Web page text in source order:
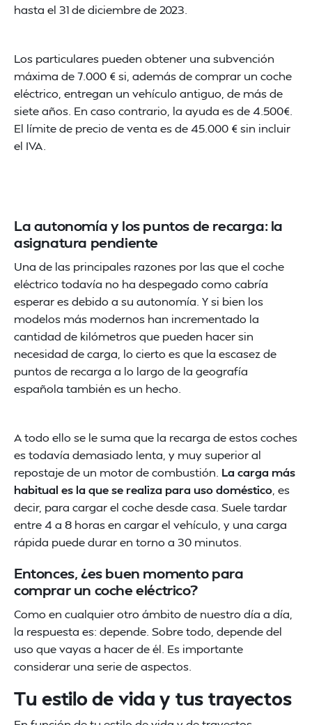
hasta el 31 de diciembre de 2023.
Los particulares pueden obtener una subvención
máxima de 7.000 € si, además de comprar un coche
eléctrico, entregan un vehículo antiguo, de más de
siete años. En caso contrario, la ayuda es de 4.500€.
El límite de precio de venta es de 45.000 € sin incluir
el IVA.
La autonomía y los puntos de recarga: la
asignatura pendiente
Una de las principales razones por las que el coche
eléctrico todavía no ha despegado como cabría
esperar es debido a su autonomía. Y si bien los
modelos más modernos han incrementado la
cantidad de kilómetros que pueden hacer sin
necesidad de carga, lo cierto es que la escasez de
puntos de recarga a lo largo de la geografía
española también es un hecho.
A todo ello se le suma que la recarga de estos coches
es todavía demasiado lenta, y muy superior al
repostaje de un motor de combustión. La carga más
habitual es la que se realiza para uso doméstico , es
decir, para cargar el coche desde casa. Suele tardar
entre 4 a 8 horas en cargar el vehículo, y una carga
rápida puede durar en torno a 30 minutos.
Entonces, ¿es buen momento para
comprar un coche eléctrico?
Como en cualquier otro ámbito de nuestro día a día,
la respuesta es: depende. Sobre todo, depende del
uso que vayas a hacer de él. Es importante
considerar una serie de aspectos.
Tu estilo de vida y tus trayectos